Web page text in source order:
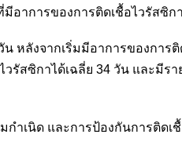
อาการของการติดเชื้อไวรัสซิกา
หลังจากเริ่มมีอาการของการติ
รัสซิกาได้เฉลี่ย 34 วัน และมีร
ำเนิด และการป้องกันการติด